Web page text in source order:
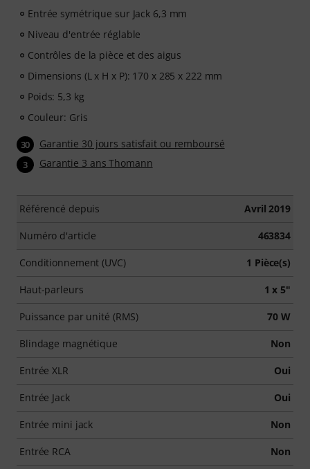
Entrée symétrique sur Jack 6,3 mm
Niveau d'entrée réglable
Contrôles de la pièce et des aigus
Dimensions (L x H x P): 170 x 285 x 222 mm
Poids: 5,3 kg
Couleur: Gris
30 Garantie 30 jours satisfait ou remboursé
3 Garantie 3 ans Thomann
Référencé depuis Avril 2019
Numéro d'article 463834
Conditionnement (UVC) 1 Pièce(s)
Haut-parleurs 1 x 5"
Puissance par unité (RMS) 70 W
Blindage magnétique Non
Entrée XLR Oui
Entrée Jack Oui
Entrée mini jack Non
Entrée RCA Non